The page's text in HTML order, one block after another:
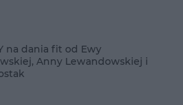
na dania fit od Ewy
Anny Lewandowskiej i